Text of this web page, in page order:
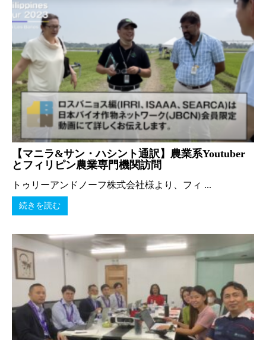
【マニラ&サン・ハシント通訳】農業系Youtuber
とフィリピン農業専門機関訪問
トゥリーアンドノーフ株式会社様より、フィ ...
続きを読む